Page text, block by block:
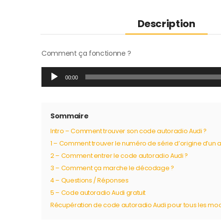
Description
Comment ça fonctionne ?
Lecteur
audio
00:00
Sommaire
Intro – Comment trouver son code autoradio Audi ?
1 – Comment trouver le numéro de série d’origine d’un
2 – Comment entrer le code autoradio Audi ?
3 – Comment ça marche le décodage ?
4 – Questions / Réponses
5 – Code autoradio Audi gratuit
Récupération de code autoradio Audi pour tous les